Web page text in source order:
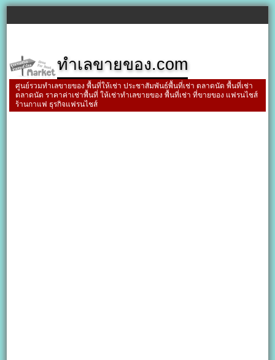
ทำเลขายของ.com
ศูนย์รวมทำเลขายของ พื้นที่ให้เช่า ประชาสัมพันธ์พื้นที่เช่า ตลาดนัด พื้นที่เช่า
ตลาดนัด ราคาค่าเช่าพื้นที่ ให้เช่าทำเลขายของ พื้นที่เช่า ที่ขายของ แฟรนไชส์
ร้านกาแฟ ธุรกิจแฟรนไชส์